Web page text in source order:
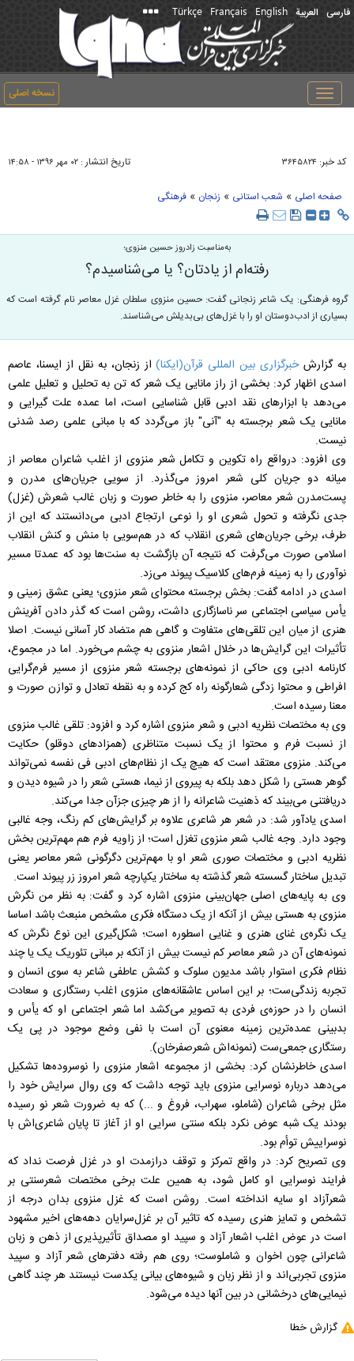
فارسی العربیة English
Français
Türkçe
نسخه اصلی
Toggle
navigation
کد خبر: ۳۶۴۵۸۲۴ تاریخ انتشار : ۰۲ مهر ۱۳۹۶ - ۱۴:۵۸
صفحه اصلی » شعب استانی » زنجان » فرهنگی
به‌مناسبت زادروز حسین منزوی؛
رفته‌‏ام از یادتان؟ یا می‌‏شناسیدم؟
گروه فرهنگی: یک شاعر زنجانی گفت: حسین منزوی سلطان غزل معاصر نام گرفته است که
بسیاری از ادب‌دوستان او را با غزل‌های بی‌بدیلش می‌شناسند.
به گزارشخبرگزاری بین المللی قرآن(ایکنا)از زنجان، به نقل از ایسنا، عاصم
اسدی اظهار کرد: بخشی از راز مانایی یک شعر که تن به تحلیل و تعلیل علمی
می‌دهد با ابزارهای نقد ادبی قابل شناسایی است، اما عمده علت گیرایی و
مانایی یک شعر برجسته به "آنی" باز می‌گردد که با مبانی علمی رصد شدنی
نیست.
وی افزود: درواقع راه تکوین و تکامل شعر منزوی از اغلب شاعران معاصر از
میانه‌ دو جریان کلی شعر امروز می‌گذرد. از سویی جریان‌های مدرن و
پست‌مدرن شعر معاصر، منزوی را به خاطر صورت و زبان غالب شعرش (غزل)
جدی نگرفته و تحول شعری او را نوعی ارتجاع ادبی می‌دانستند که این از
طرف، برخی جریان‌های شعری انقلاب که در هم‌سویی با منش و کنش انقلاب
اسلامی صورت می‌گرفت که نتیجه آن بازگشت به سنت‌ها بود که عمدتا مسیر
نوآوری را به زمینه‌ فرم‌های کلاسیک پیوند می‌زد.
اسدی در ادامه گفت: بخش برجسته‌ محتوای شعر منزوی؛ یعنی عشق زمینی و
یأس سیاسی اجتماعی سر ناسازگاری داشت، روشن است که گذر دادن آفرینش
هنری از میان این تلقی‌های متفاوت و گاهی هم متضاد کار آسانی نیست. اصلا
تأثیرات این گرایش‌ها در خلال اشعار منزوی به چشم می‌خورد. اما در مجموع،
کارنامه‌ ادبی وی حاکی از نمونه‌های برجسته‌ شعر منزوی از مسیر فرم‌گرایی
افراطی و محتوا زدگی شعارگونه راه کج کرده و به نقطه‌ تعادل و توازن صورت و
معنا رسیده است.
وی به مختصات نظریه‌ ادبی و شعر منزوی اشاره کرد و افزود: تلقی غالب منزوی
از نسبت فرم و محتوا از یک نسبت متناظری (همزادهای دوقلو) حکایت
می‌کند. منزوی معتقد است که هیچ یک از نظام‌های ادبی فی نفسه نمی‌تواند
گوهر هستی را شکل دهد بلکه به پیروی از نیما، هستی شعر را در شیوه دیدن و
دریافتنی می‌بیند که ذهنیت شاعرانه را از هر چیزی جزآن جدا می‌کند.
اسدی یادآور شد: در شعر هر شاعری علاوه بر گرایش‌های کم رنگ، وجه غالبی
وجود دارد. وجه غالب شعر منزوی تغزل است؛ از زاویه فرم هم مهم‌ترین بخش
نظریه ادبی و مختصات صوری شعر او با مهم‌ترین دگرگونی شعر معاصر یعنی
تبدیل ساختار گسسته‌ شعر گذشته به ساختار یکپارچه‌ شعر امروز زر پیوند است.
وی به پایه‌های اصلی جهان‌بینی منزوی اشاره کرد و گفت: به نظر من نگرش
منزوی به هستی بیش از آنکه از یک دستگاه فکری مشخص منبعث باشد اساسا
یک نگره‌ی غنای هنری و غنایی اسطوره است؛ شکل‌گیری این نوع نگرش که
نمونه‌های آن در شعر معاصر کم نیست بیش از آنکه بر مبانی تئوریک یک یا چند
نظام فکری استوار باشد مدیون سلوک و کشش عاطفی شاعر به سوی انسان و
تجربه‌ زندگی‌ست؛ بر این اساس عاشقانه‌های منزوی اغلب رستگاری و سعادت
انسان را در حوزه‌ی فردی به تصویر می‌کشد اما شعر اجتماعی او که یأس و
بدبینی عمده‌ترین زمینه‌ معنوی آن است با نفی وضع موجود در پی یک
رستگاری جمعی‌ست (نمونه‌اش شعرصفرخان).
اسدی خاطرنشان کرد: بخشی از مجموعه اشعار منزوی را نوسروده‌ها تشکیل
می‌دهد درباره نوسرایی منزوی باید توجه داشت که وی روال سرایش خود را
مثل برخی شاعران (شاملو، سهراب، فروغ و ...) که به ضرورت شعر نو رسیده
بودند یک شبه عوض نکرد بلکه سنتی سرایی او از آغاز تا پایان شاعری‌اش با
نوسراییش توأم بود.
وی تصریح کرد: در واقع تمرکز و توقف درازمدت او در غزل فرصت نداد که
فرایند نوسرایی او کامل شود، به همین علت برخی مختصات شعرسنتی بر
شعرآزاد او سایه انداخته است. روشن است که غزل منزوی بدان درجه از
تشخص و تمایز هنری رسیده که تاثیر آن بر غزل‌سرایان دهه‌های اخیر مشهود
است در عوض اغلب اشعار آزاد و سپید او مصداق تأثیرپذیری از ذهن و زبان
شاعرانی چون اخوان و شاملوست؛ روی هم رفته دفترهای شعر آزاد و سپید
منزوی تجربی‌اند و از نظر زبان و شیوه‌های بیانی یکدست نیستند هر چند گاهی
نیمایی‌های درخشانی در بین آنها دیده می‌شود.
گزارش خطا